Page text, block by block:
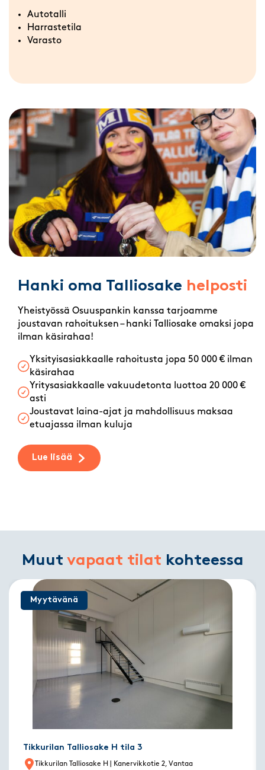
Autotalli
Harrastetila
Varasto
Hanki oma Talliosake helposti
Yheistyössä Osuuspankin kanssa tarjoamme
joustavan rahoituksen – hanki Talliosake omaksi jopa
ilman käsirahaa!
Yksityisasiakkaalle rahoitusta jopa 50 000 € ilman
käsirahaa
Yritysasiakkaalle vakuudetonta luottoa 20 000 €
asti
Joustavat laina-ajat ja mahdollisuus maksaa
etuajassa ilman kuluja
Lue lisää
Muut vapaat tilat kohteessa
Myytävänä
Tikkurilan Talliosake H tila 3
Tikkurilan Talliosake H | Kanervikkotie 2, Vantaa